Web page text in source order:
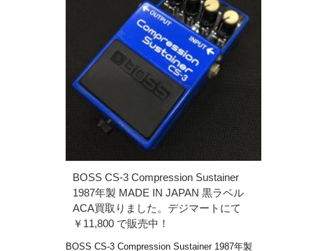
BOSS CS-3 Compression Sustainer
1987年製 MADE IN JAPAN 黒ラベル
ACA買取りました。デジマートにて
￥11,800 で販売中！
BOSS CS-3 Compression Sustainer 1987年製